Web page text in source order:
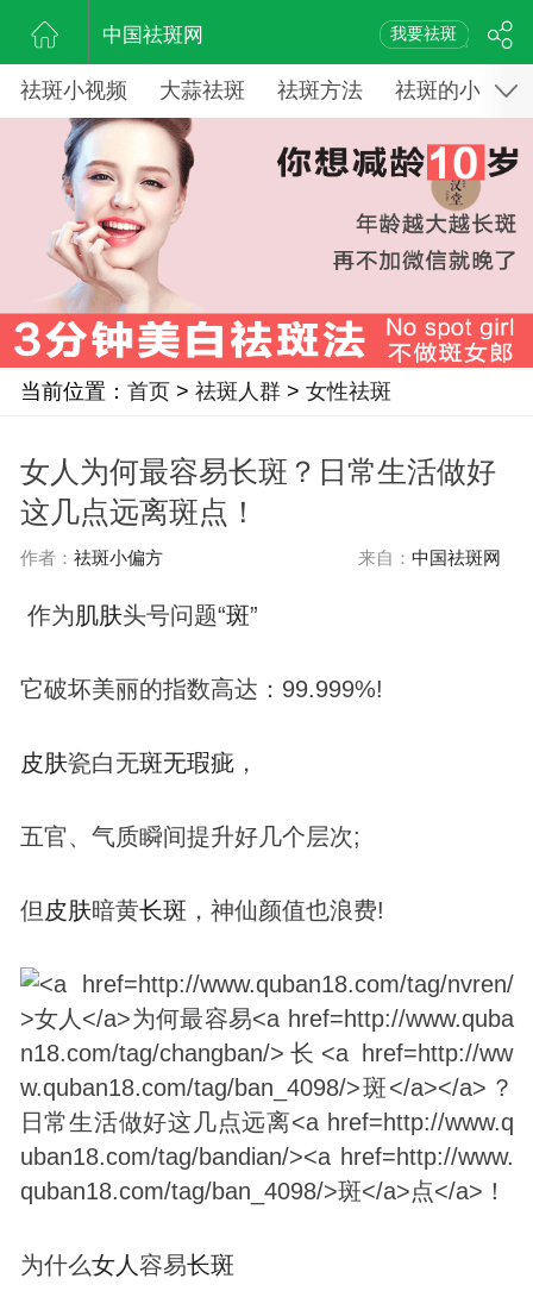
中国祛斑网 我要祛斑
祛斑小视频 大蒜祛斑 祛斑方法 祛斑的小窍门
当前位置： 首页> 祛斑人群> 女性祛斑
女人为何最容易长斑？日常生活做好
这几点远离斑点！
作者： 祛斑小偏方 来自： 中国祛斑网
作为肌肤头号问题“斑”
它破坏美丽的指数高达：99.999%!
皮肤瓷白无斑无瑕疵，
五官、气质瞬间提升好几个层次;
但 皮肤暗黄长斑 ，神仙颜值也浪费!
为什么女人容易长斑